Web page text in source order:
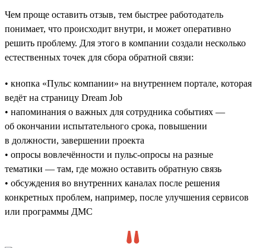
Чем проще оставить отзыв, тем быстрее работодатель
понимает, что происходит внутри, и может оперативно
решить проблему. Для этого в компании создали несколько
естественных точек для сбора обратной связи:
• кнопка «Пульс компании» на внутреннем портале, которая
ведёт на страницу Dream Job
• напоминания о важных для сотрудника событиях —
об окончании испытательного срока, повышении
в должности, завершении проекта
• опросы вовлечённости и пульс-опросы на разные
тематики — там, где можно оставить обратную связь
• обсуждения во внутренних каналах после решения
конкретных проблем, например, после улучшения сервисов
или программы ДМС